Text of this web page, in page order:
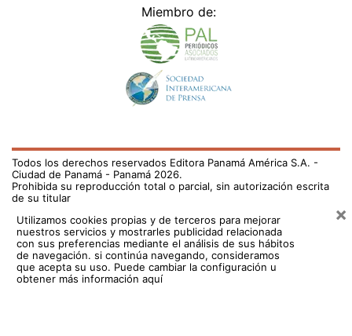
Miembro de:
Todos los derechos reservados Editora Panamá América S.A. -
Ciudad de Panamá - Panamá 2026.
Prohibida su reproducción total o parcial, sin autorización escrita
de su titular
Utilizamos cookies propias y de terceros para mejorar
nuestros servicios y mostrarles publicidad relacionada
con sus preferencias mediante el análisis de sus hábitos
de navegación. si continúa navegando, consideramos
que acepta su uso. Puede cambiar la configuración u
obtener más información aquí
×